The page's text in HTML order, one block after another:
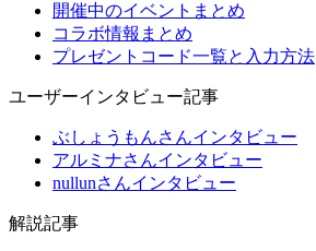
開催中のイベントまとめ
コラボ情報まとめ
プレゼントコード一覧と入力方法
ユーザーインタビュー記事
ぶしょうもんさんインタビュー
アルミナさんインタビュー
nullunさんインタビュー
解説記事